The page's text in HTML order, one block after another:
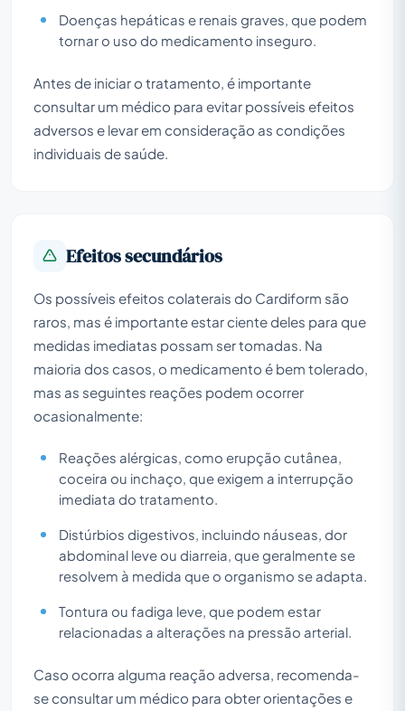
Doenças hepáticas e renais graves, que podem
tornar o uso do medicamento inseguro.
Antes de iniciar o tratamento, é importante
consultar um médico para evitar possíveis efeitos
adversos e levar em consideração as condições
individuais de saúde.
Efeitos secundários
Os possíveis efeitos colaterais do Cardiform são
raros, mas é importante estar ciente deles para que
medidas imediatas possam ser tomadas. Na
maioria dos casos, o medicamento é bem tolerado,
mas as seguintes reações podem ocorrer
ocasionalmente:
Reações alérgicas, como erupção cutânea,
coceira ou inchaço, que exigem a interrupção
imediata do tratamento.
Distúrbios digestivos, incluindo náuseas, dor
abdominal leve ou diarreia, que geralmente se
resolvem à medida que o organismo se adapta.
Tontura ou fadiga leve, que podem estar
relacionadas a alterações na pressão arterial.
Caso ocorra alguma reação adversa, recomenda-
se consultar um médico para obter orientações e